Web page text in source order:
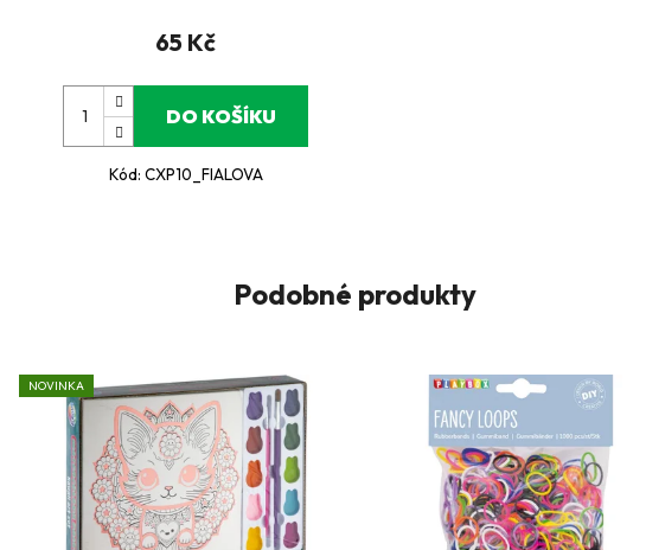
65 Kč
DO KOŠÍKU
Kód: CXP10_FIALOVA
Podobné produkty
NOVINKA